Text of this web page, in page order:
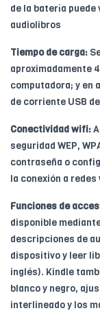
de la batería
audiolibros
Tiempo de carga:
aproximadamente
computadora; y en
de corriente USB de
Conectividad wifi:
seguridad WEP,
contraseña o
la conexión a
Funciones de
disponible
descripciones de
dispositivo y leer
inglés). Kindle
blanco y negro,
interlineado y los